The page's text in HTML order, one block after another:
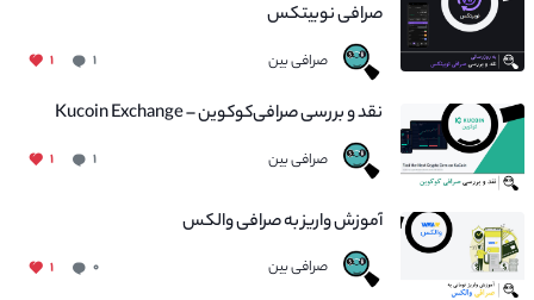
صرافی نوبیتکس
صرافی بین ۱ ۱
نقد و بررسی صرافی‌کوکوین – Kucoin Exchange
صرافی بین ۱ ۱
آموزش واریز به صرافی والکس
صرافی بین ۰ ۱